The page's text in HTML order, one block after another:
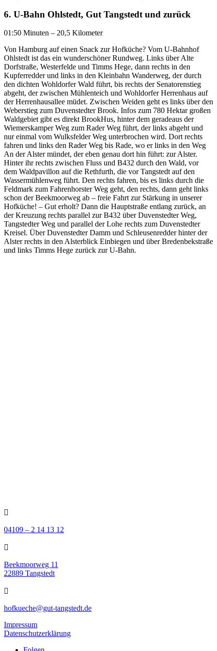
6. U-Bahn Ohlstedt, Gut Tangstedt und zurück
01:50 Minuten – 20,5 Kilometer
Von Hamburg auf einen Snack zur Hofküche? Vom U-Bahnhof
Ohlstedt ist das ein wunderschöner Rundweg. Links über Alte
Dorfstraße, Westerfelde und Timms Hege, dann rechts in den
Kupferredder und links in den Kleinbahn Wanderweg, der durch
den dichten Wohldorfer Wald führt, bis rechts der Senatorenstieg
abgeht, der zwischen Mühlenteich und Wohldorfer Herrenhaus auf
der Herrenhausallee müdet. Zwischen Weiden geht es links über den
Weberstieg zum Duvenstedter Brook. Infos zum 780 Hektar großen
Waldgebiet gibt es direkt BrookHus, hinter dem geradeaus der
Wiemerskamper Weg zum Rader Weg führt, der links abgeht und
nur einmal vom Wulksfelder Weg unterbrochen wird. Dort rechts
fahren und links den Rader Weg bis Rade, wo er links in den Weg
An der Alster mündet, der eben genau dort hin führt: zur Alster.
Hinter ihr rechts zwischen Fluss und B432 durch den Wald, vor
dem Waldpavillon auf die Rethfurth, die vor Tangstedt auf den
Wassermühlenweg führt. Den rechts fahren, bis es links durch die
Feldmark zum Fahrenhorster Weg geht, den rechts, dann geht links
schon der Beekmoorweg ab – freie Fahrt zur Stärkung in unserer
Hofküche! – Gut erholt? Dann die Hauptstraße entlang zurück, an
der Kreuzung rechts parallel zur B432 über Duvenstedter Weg,
Tangstedter Weg und parallel der Lohe rechts zum Duvenstedter
Kreisel. Über Duvenstedter Damm und Schleusenredder hinter der
Alster rechts in den Alsterblick Einbiegen und über Bredenbekstraße
und links Timms Hege zurück zur U-Bahn.

04109 – 2 14 13 12

Beekmoorweg 11
22889 Tangstedt

hofkueche@gut-tangstedt.de
Impressum
Datenschutzerklärung